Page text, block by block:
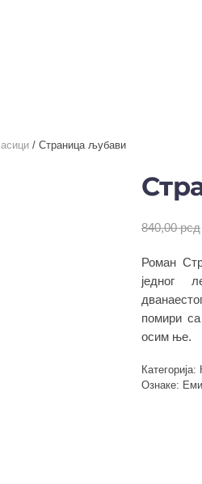
/ Страница љубави
840,00рсд
Роман
једног
помири
осим ње.
Категорија:
Ознаке: